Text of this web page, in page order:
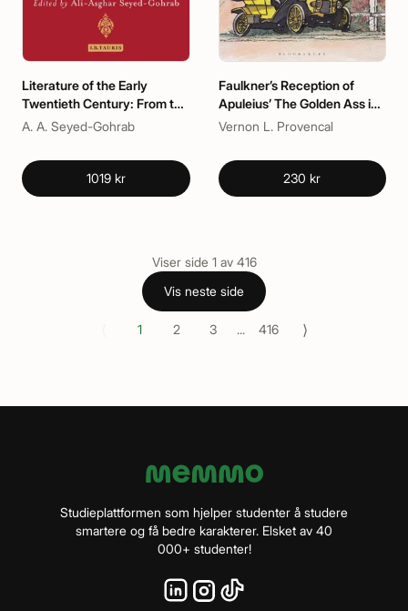
Literature of the Early
Twentieth Century: From the
Constitutional Period to Reza
A. A. Seyed-Gohrab
1019 kr
Faulkner’s Reception of
Apuleius’ The Golden Ass in
The Reivers
Vernon L. Provencal
230 kr
Viser side 1 av 416
Vis neste side
1 2 3 ... 416 ⟩
Studieplattformen som hjelper studenter å studere
smartere og få bedre karakterer. Elsket av 40
000+ studenter!